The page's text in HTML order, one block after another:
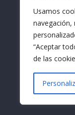
Usamos
“Aceptar
de las